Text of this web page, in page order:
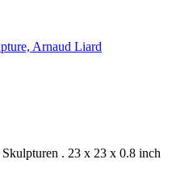
Skulpturen . 23 x 23 x 0.8 inch